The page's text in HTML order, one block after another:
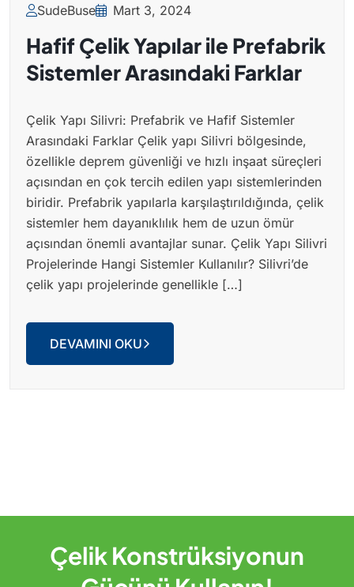
SudeBuse Mart 3, 2024
Hafif Çelik Yapılar ile Prefabrik
Sistemler Arasındaki Farklar
Çelik Yapı Silivri: Prefabrik ve Hafif Sistemler
Arasındaki Farklar Çelik yapı Silivri bölgesinde,
özellikle deprem güvenliği ve hızlı inşaat süreçleri
açısından en çok tercih edilen yapı sistemlerinden
biridir. Prefabrik yapılarla karşılaştırıldığında, çelik
sistemler hem dayanıklılık hem de uzun ömür
açısından önemli avantajlar sunar. Çelik Yapı Silivri
Projelerinde Hangi Sistemler Kullanılır? Silivri’de
çelik yapı projelerinde genellikle […]
DEVAMINI OKU
Çelik Konstrüksiyonun